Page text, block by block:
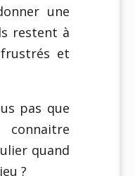
une
restent à
et
pas que
quand
?